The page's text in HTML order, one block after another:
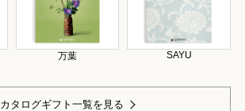
万葉 SAYU
カタログギフト一覧を見る